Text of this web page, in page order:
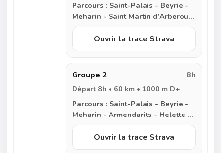
Parcours :
Meharin - Saint Martin d’Arberoue
- Saint Esteben - Helette - Irissarry
- Iholdy - Lantabat - Col des
Palombieres - Lacarre - Larceveau
Ouvrir la trace Strava
Groupe 2 8h
Départ 8h • 60 km • 1000 m D+
Parcours :
Meharin - Armendarits - Helette -
Irissarry - Iholdy - Lantabat - Col
d’Iparlatze - Uhart-Mixe - Saint-
Palais
Ouvrir la trace Strava